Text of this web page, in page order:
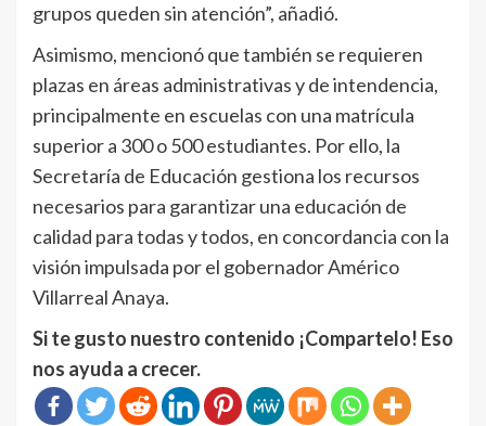
grupos queden sin atención”, añadió.
Asimismo, mencionó que también se requieren
plazas en áreas administrativas y de intendencia,
principalmente en escuelas con una matrícula
superior a 300 o 500 estudiantes. Por ello, la
Secretaría de Educación gestiona los recursos
necesarios para garantizar una educación de
calidad para todas y todos, en concordancia con la
visión impulsada por el gobernador Américo
Villarreal Anaya.
Si te gusto nuestro contenido ¡Compartelo! Eso
nos ayuda a crecer.